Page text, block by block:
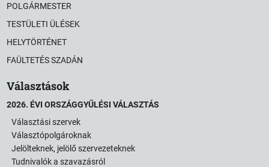
POLGÁRMESTER
TESTÜLETI ÜLÉSEK
HELYTÖRTÉNET
FAÜLTETÉS SZADÁN
Választások
2026. ÉVI ORSZÁGGYŰLÉSI VÁLASZTÁS
Választási szervek
Választópolgároknak
Jelölteknek, jelölő szervezeteknek
Tudnivalók a szavazásról